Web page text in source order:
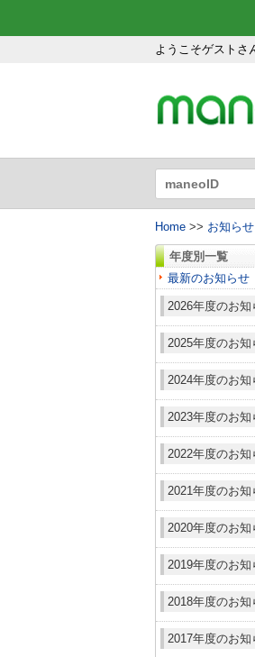
ようこそゲストさ
Home >> お知らせ
年度別一覧
最新のお知らせ
2026年度のお知
2025年度のお知
2024年度のお知
2023年度のお知
2022年度のお知
2021年度のお知
2020年度のお知
2019年度のお知
2018年度のお知
2017年度のお知